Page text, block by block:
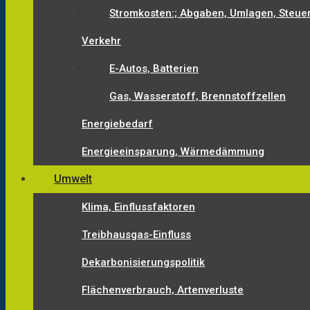
Stromkosten:; Abgaben, Umlagen,
Verkehr
E-Autos, Batterien
Gas, Wasserstoff, Brennstoffzellen
Energiebedarf
Energieeinsparung, Wärmedämmung
Umwelt
Klima, Einflussfaktoren
Treibhausgas-Einfluss
Dekarbonisierungspolitik
Flächenverbrauch, Artenverluste